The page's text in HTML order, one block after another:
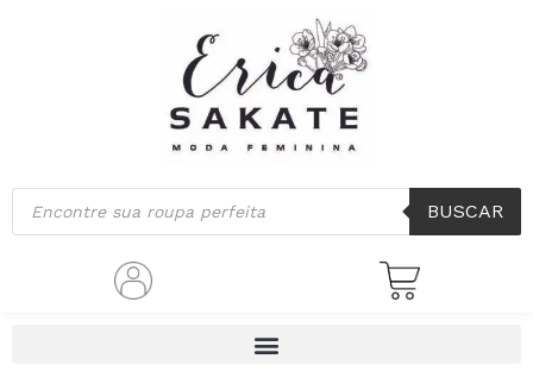
Pesquisar
produtos
BUSCAR
por
mais
recente